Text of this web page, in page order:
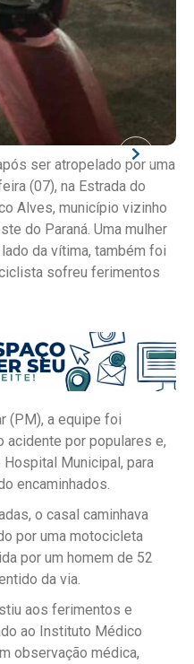
ser atropelado por uma
(07), na Estrada do
Alves, município vizinho
do Paraná. Uma mulher
da vítima, também foi
sofreu ferimentos
(PM), a equipe foi
acidente por populares e,
Municipal, para
encaminhados.
o casal caminhava
por uma motocicleta
por um homem de 52
da via.
aos ferimentos e
ao Instituto Médico
observação médica,